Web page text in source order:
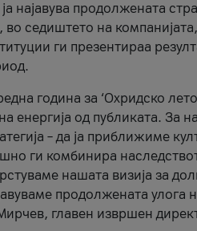
најавува продолжената
во седиштето на
ги презентираа
година за ‘Охридско
енергија од публиката. За
– да ја приближиме
ги комбинира
нашата визија за
продолжената
главен извршен